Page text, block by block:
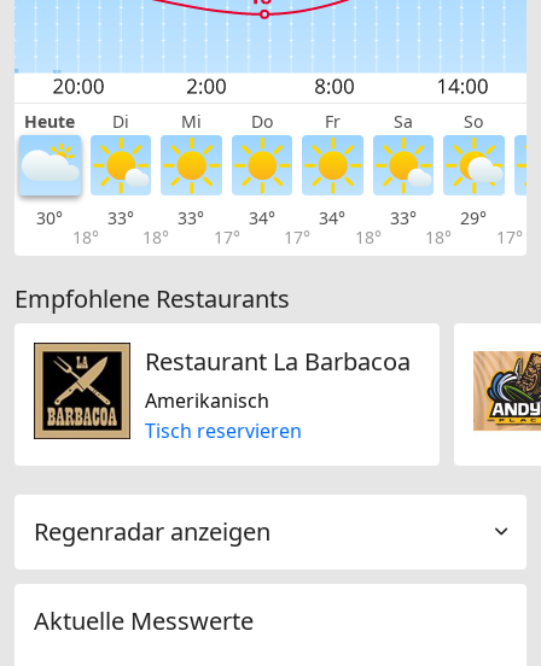
Heute Di Mi Do Fr Sa So
30°
18°
33°
18°
33°
17°
34°
17°
34°
18°
33°
18°
29°
17°
Empfohlene Restaurants
Restaurant La Barbacoa
Amerikanisch
Tisch reservieren
Regenradar anzeigen
Aktuelle Messwerte